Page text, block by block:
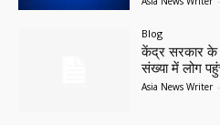
Blog
केंद्र सरकार के
संख्या में लोग
Asia News Writer -